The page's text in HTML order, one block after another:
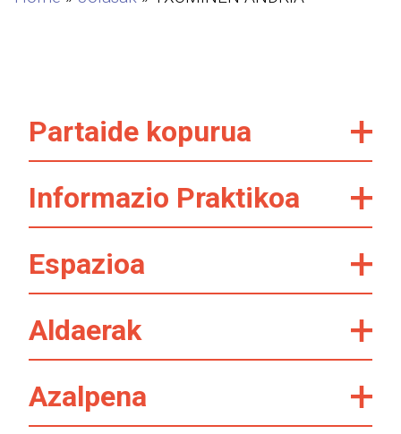
Partaide kopurua
Informazio Praktikoa
Espazioa
Aldaerak
Azalpena